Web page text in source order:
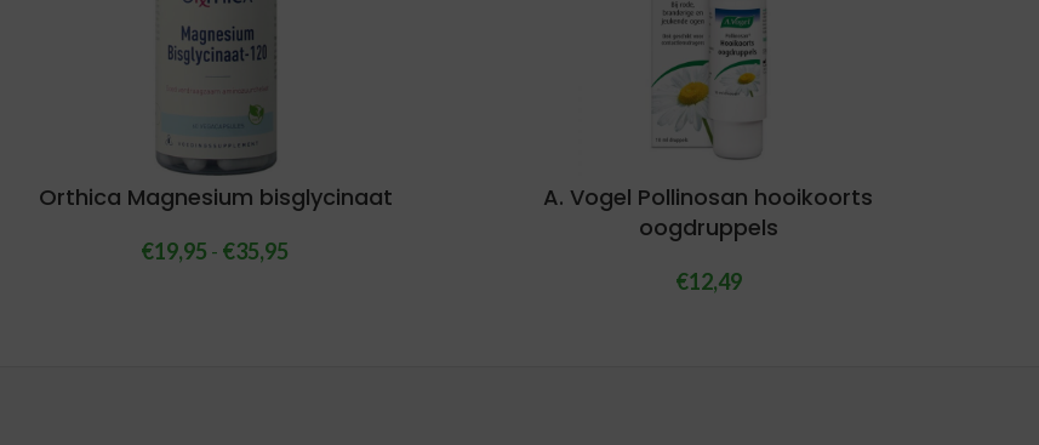
Orthica Magnesium bisglycinaat
€19,95 - €35,95
A. Vogel Pollinosan hooikoorts
oogdruppels
€12,49